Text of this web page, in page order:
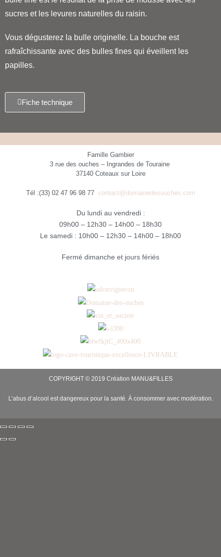
sucres et les levures naturelles du raisin.
Vous dégusterez la bulle originelle. La bouche est
rafraîchissante avec des bulles fines qui éveillent les
papilles.
Fiche technique
Famille Gambier
3 rue des ouches – Ingrandes de Touraine
37140 Coteaux sur Loire
Tél :(33) 02 47 96 98 77 contact@domainedesouches.com
Du lundi au vendredi :
09h00 – 12h30 – 14h00 – 18h30
Le samedi : 10h00 – 12h30 – 14h00 – 18h00
Fermé dimanche et jours fériés
COPYRIGHT © 2019 Création MANU&FILLES
L’abus d’alcool est dangereux pour la santé. À consommer avec modération.